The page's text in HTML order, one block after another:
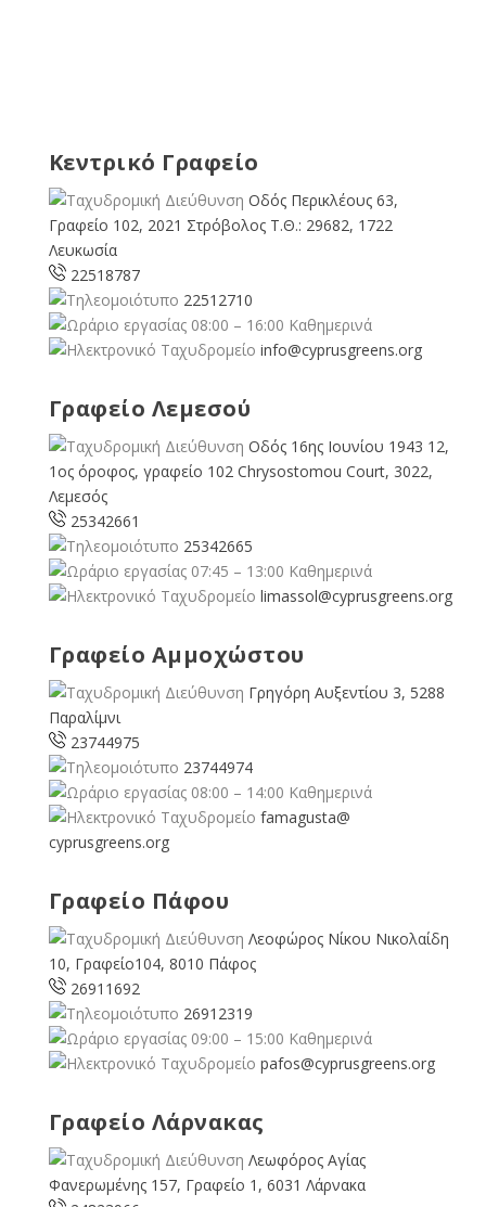
Κεντρικό Γραφείο
Οδός Περικλέους 63,
Γραφείο 102, 2021 Στρόβολος Τ.Θ.: 29682, 1722
Λευκωσία
22518787
22512710
08:00 – 16:00 Καθημερινά
info@cyprusgreens.org
Γραφείο Λεμεσού
Οδός 16ης Ιουνίου 1943 12,
1ος όροφος, γραφείο 102 Chrysostomou Court, 3022,
Λεμεσός
25342661
25342665
07:45 – 13:00 Καθημερινά
limassol@cyprusgreens.org
Γραφείο Αμμοχώστου
Γρηγόρη Αυξεντίου 3, 5288
Παραλίμνι
23744975
23744974
08:00 – 14:00 Καθημερινά
famagusta@
cyprusgreens.org
Γραφείο Πάφου
Λεοφώρος Νίκου Νικολαίδη
10, Γραφείο104, 8010 Πάφος
26911692
26912319
09:00 – 15:00 Καθημερινά
pafos@cyprusgreens.org
Γραφείο Λάρνακας
Λεωφόρος Αγίας
Φανερωμένης 157, Γραφείο 1, 6031 Λάρνακα